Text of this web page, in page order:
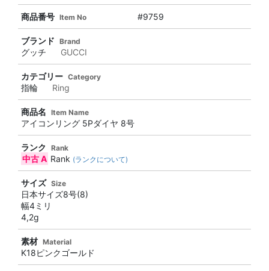
商品番号 Item No #9759
ブランド Brand
グッチ GUCCI
カテゴリー Category
指輪 Ring
商品名 Item Name
アイコンリング 5Pダイヤ 8号
ランク Rank
中古 A Rank (ランクについて)
サイズ Size
日本サイズ8号(8)
幅4ミリ
4,2g
素材 Material
K18ピンクゴールド